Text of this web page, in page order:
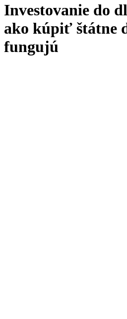
Investovanie do
ako kúpiť štátne
fungujú